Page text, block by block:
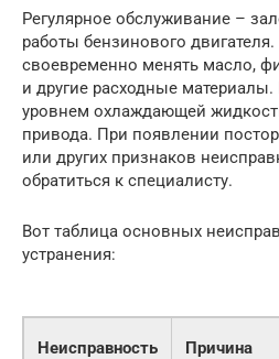
Регулярное обслуживание –
работы бензинового
своевременно менять масло,
и другие расходные
уровнем охлаждающей
привода. При появлении
или других признаков
обратиться к специалисту.
Вот таблица основных
устранения:
Неисправность Причина